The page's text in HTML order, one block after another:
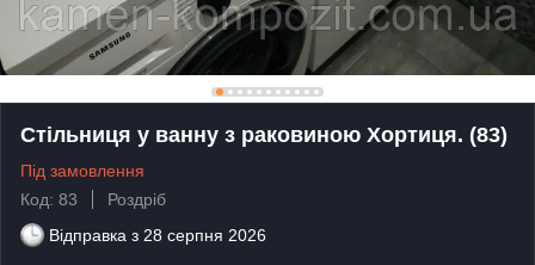
Стільниця у ванну з раковиною Хортиця. (83)
Під замовлення
Код: 83
Роздріб
Відправка з 28 серпня 2026